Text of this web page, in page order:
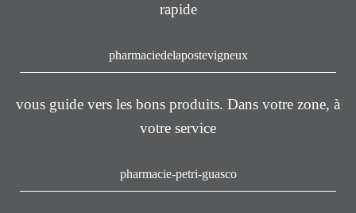
rapide
pharmaciedelapostevigneux
vous guide vers les bons produits. Dans votre zone, à
votre service
pharmacie-petri-guasco